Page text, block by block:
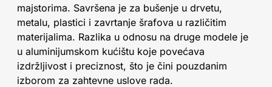
majstorima. Savršena je za bušenje u drvetu,
metalu, plastici i zavrtanje šrafova u različitim
materijalima. Razlika u odnosu na druge modele je
u aluminijumskom kućištu koje povećava
izdržljivost i preciznost, što je čini pouzdanim
izborom za zahtevne uslove rada.